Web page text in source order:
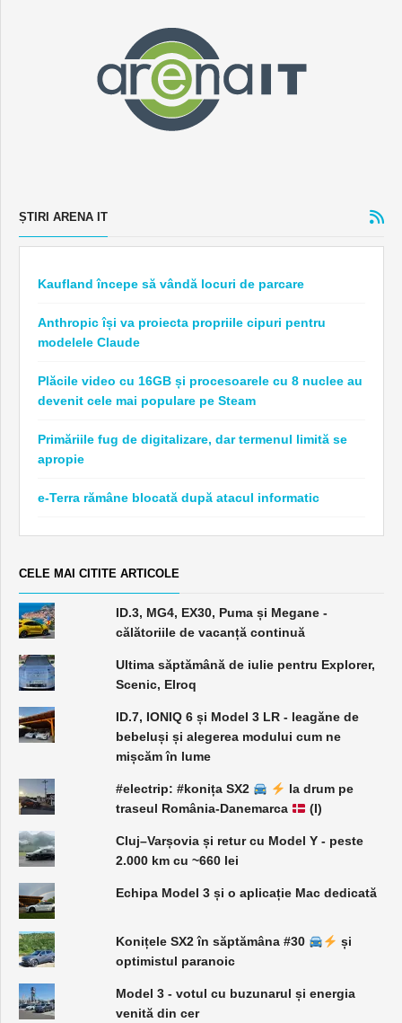
ȘTIRI ARENA IT
Kaufland începe să vândă locuri de parcare
Anthropic își va proiecta propriile cipuri pentru
modelele Claude
Plăcile video cu 16GB și procesoarele cu 8 nuclee au
devenit cele mai populare pe Steam
Primăriile fug de digitalizare, dar termenul limită se
apropie
e-Terra rămâne blocată după atacul informatic
CELE MAI CITITE ARTICOLE
ID.3, MG4, EX30, Puma și Megane -
călătoriile de vacanță continuă
Ultima săptămână de iulie pentru Explorer,
Scenic, Elroq
ID.7, IONIQ 6 și Model 3 LR - leagăne de
bebeluși și alegerea modului cum ne
mișcăm în lume
#electrip: #konița SX2
la drum pe
traseul România-Danemarca
(I)
Cluj–Varșovia și retur cu Model Y - peste
2.000 km cu ~660 lei
Echipa Model 3 și o aplicație Mac dedicată
Konițele SX2 în săptămâna #30
și
optimistul paranoic
Model 3 - votul cu buzunarul și energia
venită din cer